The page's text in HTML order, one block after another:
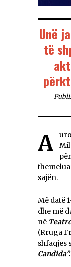
Unë
të
Aurora Sahatçi jeton prej vitesh në
sajën.
Më datë
dhe më
në
(Rruga
shfaqjes
Candida”.